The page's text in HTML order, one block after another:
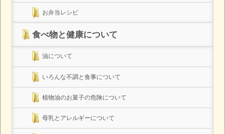
お弁当レシピ
食べ物と健康について
油について
いろんな不調と食事について
植物油のお菓子の危険について
母乳とアレルギーについて